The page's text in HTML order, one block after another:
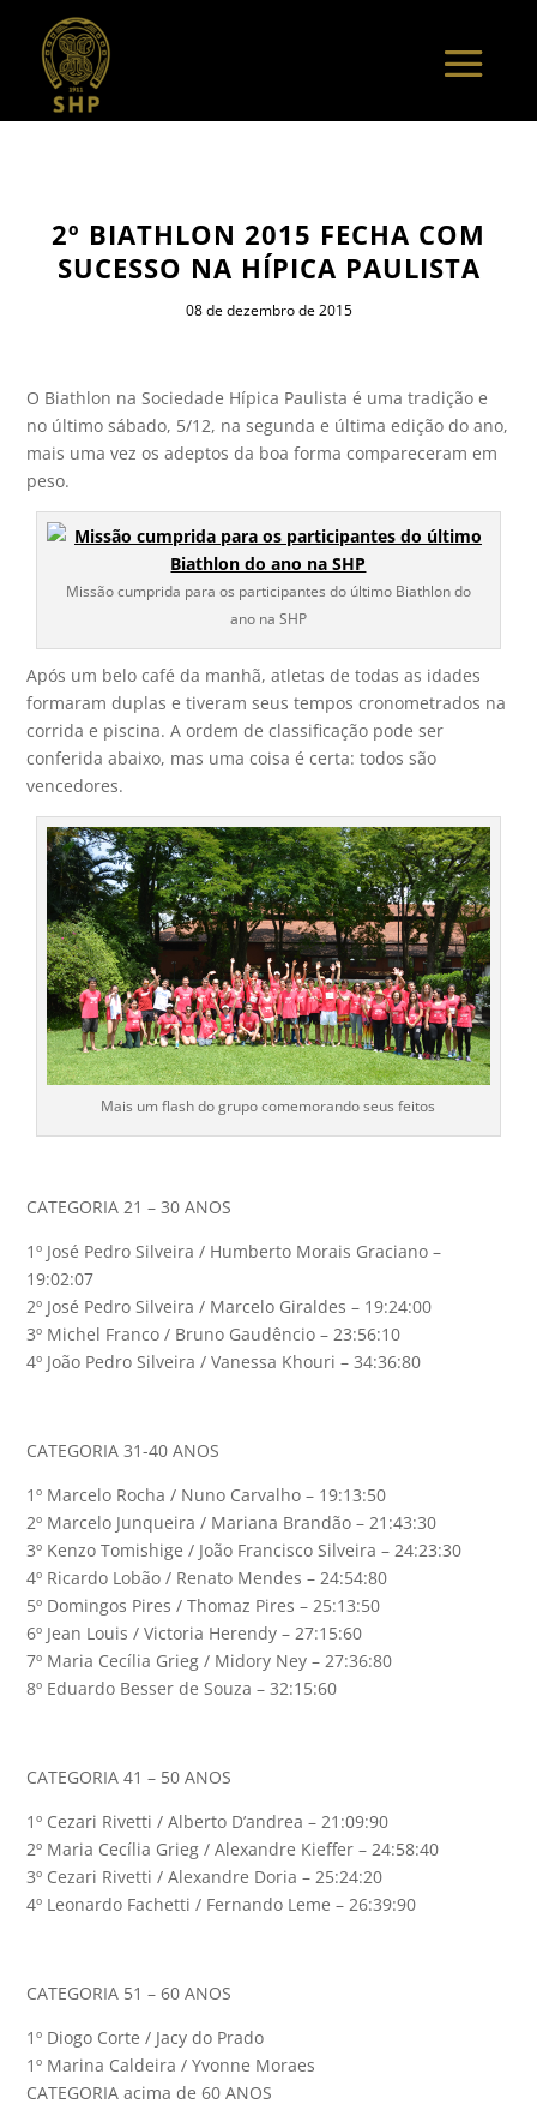
2º BIATHLON 2015 FECHA COM
SUCESSO NA HÍPICA PAULISTA
08 de dezembro de 2015
O Biathlon na Sociedade Hípica Paulista é uma tradição e
no último sábado, 5/12, na segunda e última edição do ano,
mais uma vez os adeptos da boa forma compareceram em
peso.
Missão cumprida para os participantes do último Biathlon do
ano na SHP
Após um belo café da manhã, atletas de todas as idades
formaram duplas e tiveram seus tempos cronometrados na
corrida e piscina. A ordem de classificação pode ser
conferida abaixo, mas uma coisa é certa: todos são
vencedores.
Mais um flash do grupo comemorando seus feitos
CATEGORIA 21 – 30 ANOS
1º José Pedro Silveira / Humberto Morais Graciano –
19:02:07
2º José Pedro Silveira / Marcelo Giraldes – 19:24:00
3º Michel Franco / Bruno Gaudêncio – 23:56:10
4º João Pedro Silveira / Vanessa Khouri – 34:36:80
CATEGORIA 31-40 ANOS
1º Marcelo Rocha / Nuno Carvalho – 19:13:50
2º Marcelo Junqueira / Mariana Brandão – 21:43:30
3º Kenzo Tomishige / João Francisco Silveira – 24:23:30
4º Ricardo Lobão / Renato Mendes – 24:54:80
5º Domingos Pires / Thomaz Pires – 25:13:50
6º Jean Louis / Victoria Herendy – 27:15:60
7º Maria Cecília Grieg / Midory Ney – 27:36:80
8º Eduardo Besser de Souza – 32:15:60
CATEGORIA 41 – 50 ANOS
1º Cezari Rivetti / Alberto D’andrea – 21:09:90
2º Maria Cecília Grieg / Alexandre Kieffer – 24:58:40
3º Cezari Rivetti / Alexandre Doria – 25:24:20
4º Leonardo Fachetti / Fernando Leme – 26:39:90
CATEGORIA 51 – 60 ANOS
1º Diogo Corte / Jacy do Prado
1º Marina Caldeira / Yvonne Moraes
CATEGORIA acima de 60 ANOS